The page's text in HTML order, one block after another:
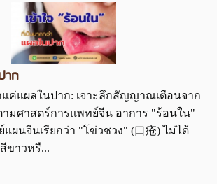
าก
ค่แผลในปาก: เจาะลึกสัญญาณเตือนจาก
มศาสตร์การแพทย์จีน อาการ "ร้อนใน"
ผนจีนเรียกว่า "โข่วชวง" (口疮) ไม่ได้
ขาวหรื...